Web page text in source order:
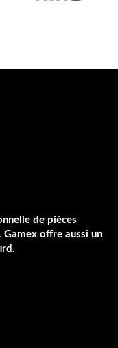
de pièces
Gamex offre aussi un